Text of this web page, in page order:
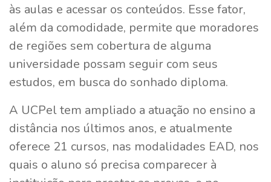
às aulas e acessar os conteúdos. Esse fator,
além da comodidade, permite que moradores
de regiões sem cobertura de alguma
universidade possam seguir com seus
estudos, em busca do sonhado diploma.
A UCPel tem ampliado a atuação no ensino a
distância nos últimos anos, e atualmente
oferece 21 cursos, nas modalidades EAD, nos
quais o aluno só precisa comparecer à